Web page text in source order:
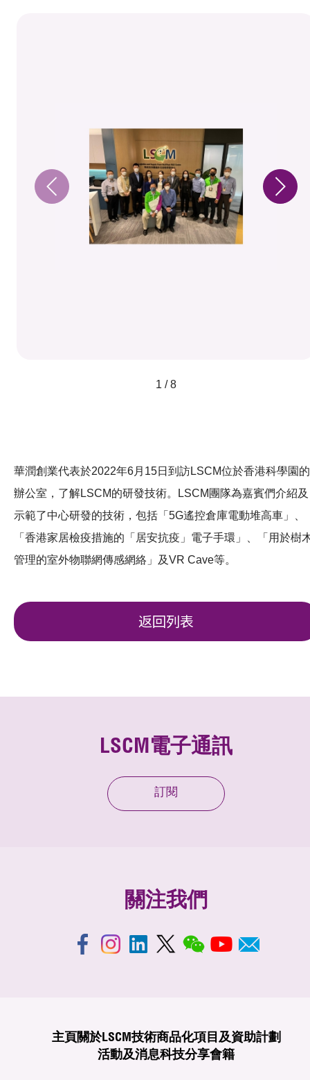
1 / 8
華潤創業代表於2022年6月15日到訪LSCM位於香港科學園的
辦公室，了解LSCM的研發技術。LSCM團隊為嘉賓們介紹及
示範了中心研發的技術，包括「5G遙控倉庫電動堆高車」、
「香港家居檢疫措施的「居安抗疫」電子手環」、「用於樹
管理的室外物聯網傳感網絡」及VR Cave等。
返回列表
LSCM電子通訊
訂閱
關注我們
主頁 關於LSCM技術商品化項目及資助計劃
活動及消息科技分享會籍